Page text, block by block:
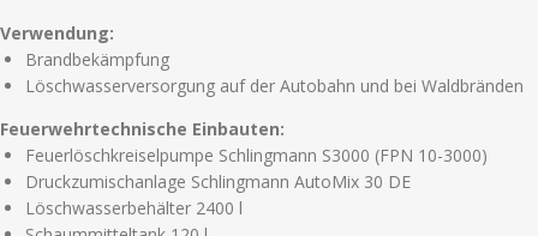
Verwendung:
Brandbekämpfung
Löschwasserversorgung auf der Autobahn und bei Waldbränden
Feuerwehrtechnische Einbauten:
Feuerlöschkreiselpumpe Schlingmann S3000 (FPN 10-3000)
Druckzumischanlage Schlingmann AutoMix 30 DE
Löschwasserbehälter 2400 l